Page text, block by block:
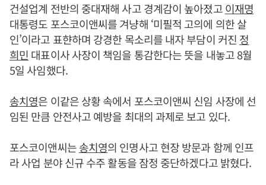
건설업계 전반의 중대재해 사고 경계감이 높아졌고이재명
대통령도 포스코이앤씨를 겨냥해 ‘미필적 고의에 의한 살
인’이라고 표햔하며 강경한 목소리를 내자 부담이 커진 정
희민 대표이사 사장이 책임을 통감한다는 뜻을 내놓고 8월
5일 사임했다.
송치영은 이같은 상황 속에서 포스코이앤씨 신임 사장에 선
임된 만큼 안전사고 예방을 최대의 과제로 보고 있다.
포스코이앤씨는송치영의 인명사고 현장 방문과 함께 인프
라 사업 분야 신규 수주 활동을 잠정 중단하겠다고 밝혔다.